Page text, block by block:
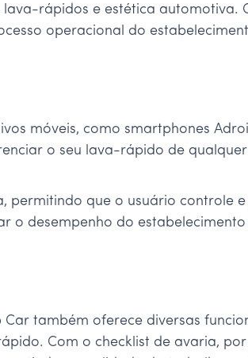
rápidos e estética automotiva.
operacional do
móveis, como smartphones
o seu lava-rápido de
permitindo que o usuário controle e
o desempenho do
também oferece diversas
Com o checklist de avaria,